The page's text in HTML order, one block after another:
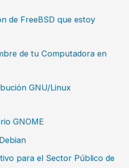
de FreeBSD que estoy
de tu Computadora en
GNU/Linux
GNOME
para el Sector Público de